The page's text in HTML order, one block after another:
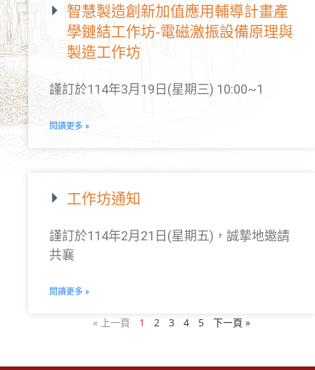
智慧製造創新加值應用輔導計畫產
學鏈結工作坊-電磁激振設備原理與
製造工作坊
謹訂於114年3月19日(星期三) 10:00~1
閱讀更多 »
工作坊通知
謹訂於114年2月21日(星期五)，誠摯地邀請
共襄
閱讀更多 »
« 上一頁 1 2 3 4 5 下一頁 »